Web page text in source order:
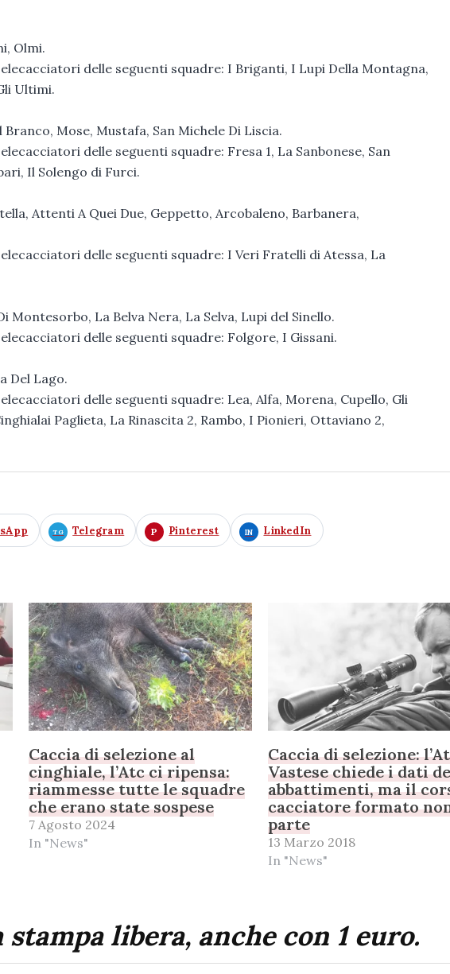
Olmi.
delle seguenti squadre: I Briganti, I Lupi Della Montagna,
Ultimi.
Branco, Mose, Mustafa, San Michele Di Liscia.
delle seguenti squadre: Fresa 1, La Sanbonese, San
Il Solengo di Furci.
Attenti A Quei Due, Geppetto, Arcobaleno, Barbanera,
delle seguenti squadre: I Veri Fratelli di Atessa, La
Montesorbo, La Belva Nera, La Selva, Lupi del Sinello.
delle seguenti squadre: Folgore, I Gissani.
Del Lago.
delle seguenti squadre: Lea, Alfa, Morena, Cupello, Gli
Paglieta, La Rinascita 2, Rambo, I Pionieri, Ottaviano 2,
Telegram Pinterest LinkedIn
Caccia di selezione al
cinghiale, l’Atc ci ripensa:
riammesse tutte le squadre
che erano state sospese
7 Agosto 2024
In "News"
Caccia di selezione:
Vastese chiede i dati
abbattimenti, ma il
cacciatore formato
parte
13 Marzo 2018
In "News"
libera, anche con 1 euro.